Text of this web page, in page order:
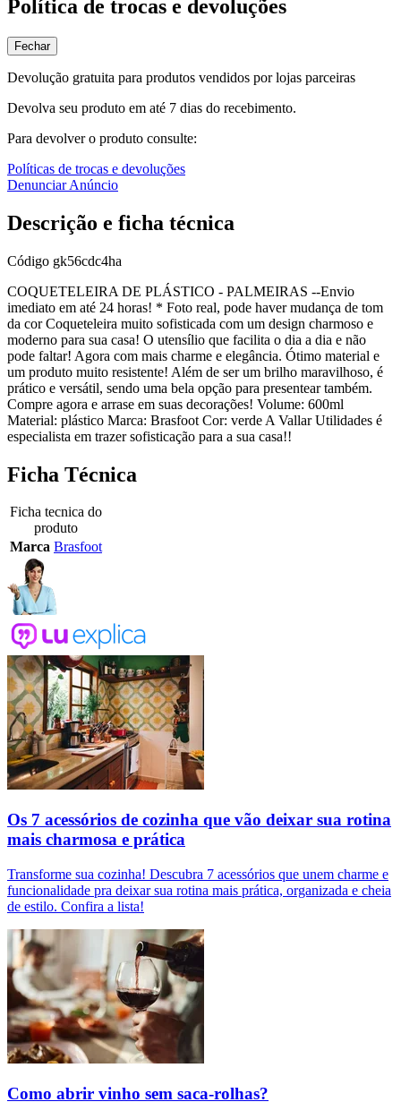
Política de trocas e devoluções
Fechar
Devolução gratuita para produtos vendidos por lojas parceiras
Devolva seu produto em até 7 dias do recebimento.
Para devolver o produto consulte:
Políticas de trocas e devoluções
Denunciar Anúncio
Descrição e ficha técnica
Código gk56cdc4ha
COQUETELEIRA DE PLÁSTICO - PALMEIRAS --Envio
imediato em até 24 horas! * Foto real, pode haver mudança de tom
da cor Coqueteleira muito sofisticada com um design charmoso e
moderno para sua casa! O utensílio que facilita o dia a dia e não
pode faltar! Agora com mais charme e elegância. Ótimo material e
um produto muito resistente! Além de ser um brilho maravilhoso, é
prático e versátil, sendo uma bela opção para presentear também.
Compre agora e arrase em suas decorações! Volume: 600ml
Material: plástico Marca: Brasfoot Cor: verde A Vallar Utilidades é
especialista em trazer sofisticação para a sua casa!!
Ficha Técnica
Ficha tecnica do
produto
Marca Brasfoot
Os 7 acessórios de cozinha que vão deixar sua rotina
mais charmosa e prática
Transforme sua cozinha! Descubra 7 acessórios que unem charme e
funcionalidade pra deixar sua rotina mais prática, organizada e cheia
de estilo. Confira a lista!
Como abrir vinho sem saca-rolhas?